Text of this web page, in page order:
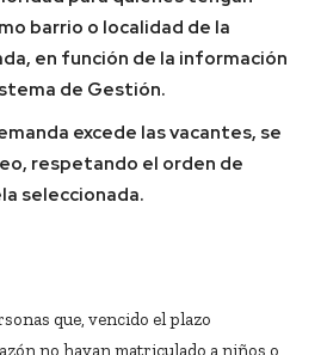
barrio o localidad de la
en función de la información
de Gestión.
excede las vacantes, se
respetando el orden de
seleccionada.
que, vencido el plazo
no hayan matriculado a niños o